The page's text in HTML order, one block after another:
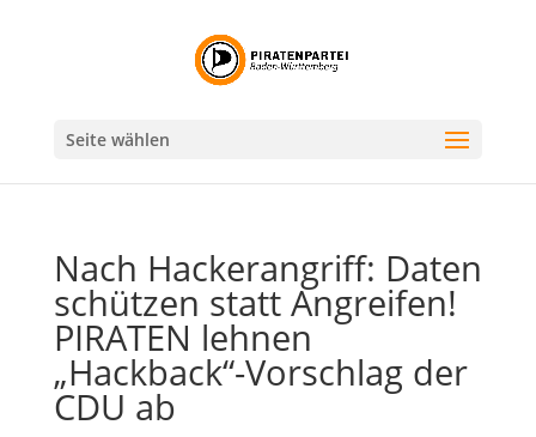
Seite wählen
Nach Hackerangriff: Daten
schützen statt Angreifen!
PIRATEN lehnen
„Hackback“-Vorschlag der
CDU ab